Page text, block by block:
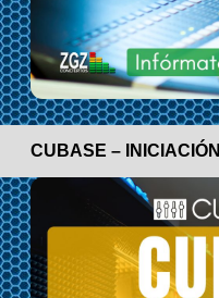
CUBASE – INICIACIÓN